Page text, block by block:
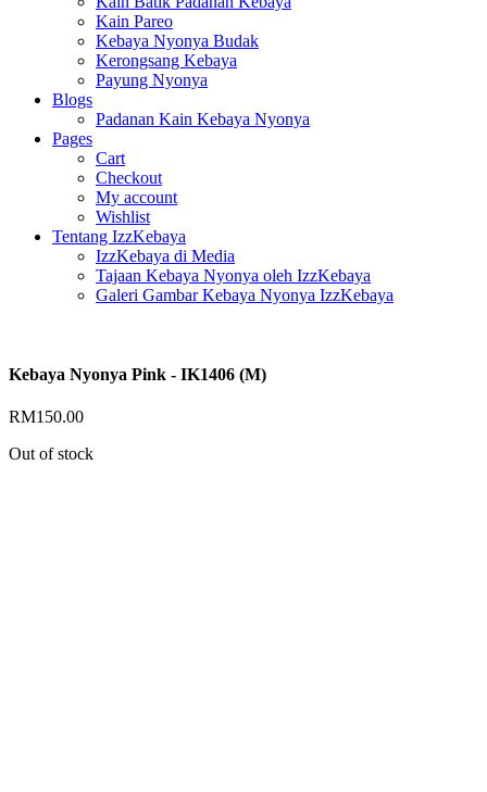
Kain Pareo
Kebaya Nyonya Budak
Kerongsang Kebaya
Payung Nyonya
Blogs
Padanan Kain Kebaya Nyonya
Pages
Cart
Checkout
My account
Wishlist
Tentang IzzKebaya
IzzKebaya di Media
Tajaan Kebaya Nyonya oleh IzzKebaya
Galeri Gambar Kebaya Nyonya IzzKebaya
Kebaya Nyonya Pink - IK1406 (M)
RM150.00
Out of stock